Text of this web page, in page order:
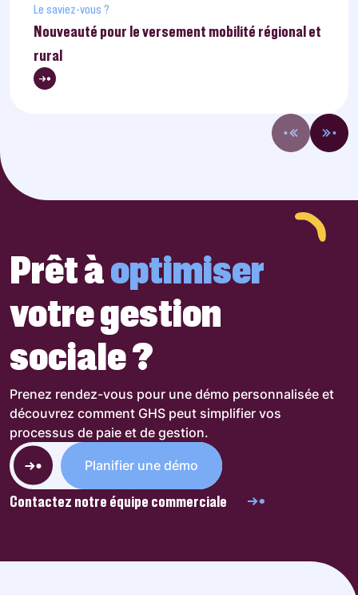
Le saviez-vous ?
Nouveauté pour le versement mobilité régional et
rural
Prêt àoptimiser
votre gestion
sociale ?
Prenez rendez-vous pour une démo personnalisée et
découvrez comment GHS peut simplifier vos
processus de paie et de gestion.
Planifier une démo
Contactez notre équipe commerciale